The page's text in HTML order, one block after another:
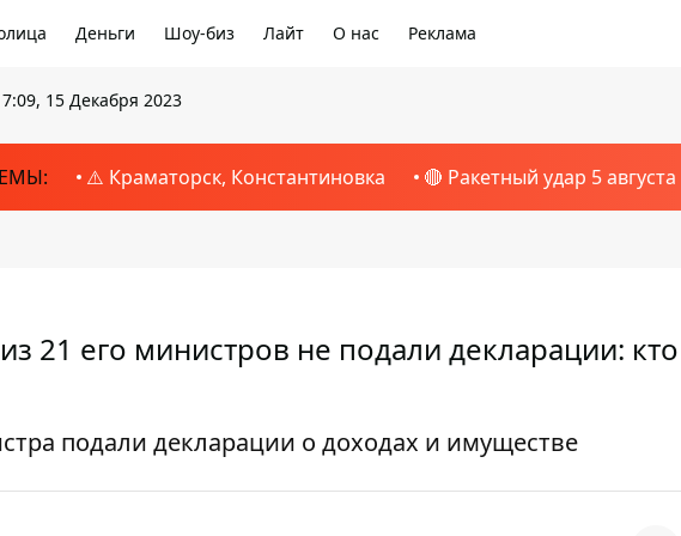
Деньги Шоу-биз Лайт О нас Реклама
15 Декабря 2023
⚠️ Краматорск, Константиновка 🔴 Ракетный удар 5 августа
21 его министров не подали декларации: кто
подали декларации о доходах и имуществе